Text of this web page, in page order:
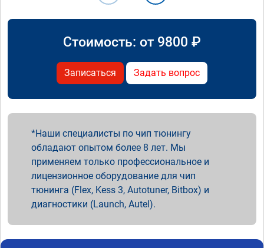
Стоимость: от 9800 ₽
Записаться Задать вопрос
Наши специалисты по чип тюнингу
обладают опытом более 8 лет. Мы
применяем только профессиональное и
лицензионное оборудование для чип
тюнинга (Flex, Kess 3, Autotuner, Bitbox) и
диагностики (Launch, Autel).